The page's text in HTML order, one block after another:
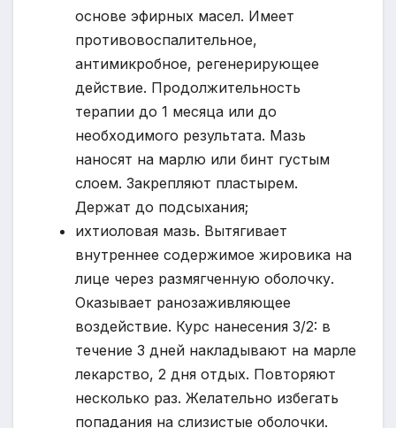
основе эфирных масел. Имеет
противовоспалительное,
антимикробное, регенерирующее
действие. Продолжительность
терапии до 1 месяца или до
необходимого результата. Мазь
наносят на марлю или бинт густым
слоем. Закрепляют пластырем.
Держат до подсыхания;
ихтиоловая мазь. Вытягивает
внутреннее содержимое жировика на
лице через размягченную оболочку.
Оказывает ранозаживляющее
воздействие. Курс нанесения 3/2: в
течение 3 дней накладывают на марле
лекарство, 2 дня отдых. Повторяют
несколько раз. Желательно избегать
попадания на слизистые оболочки.